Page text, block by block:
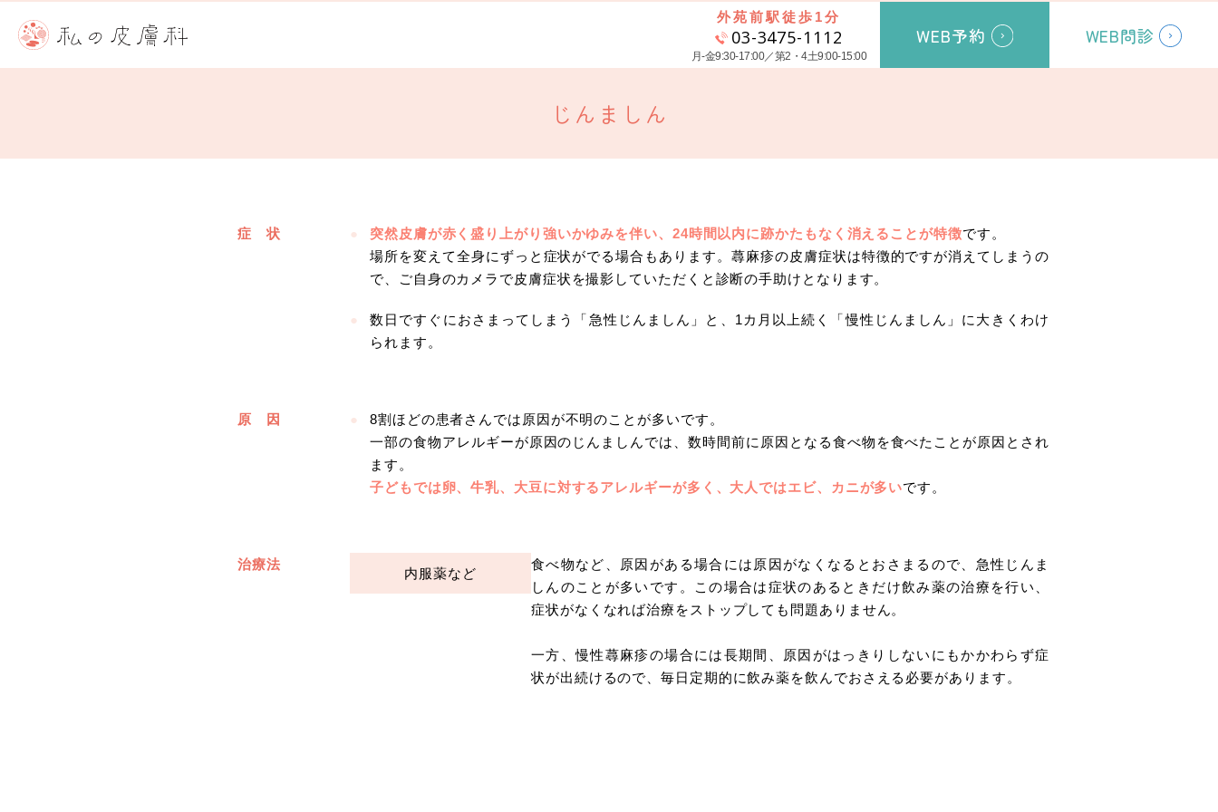
外苑前駅徒歩1分
03-3475-1112
月-金9:30-17:00／第2・4土9:00-15:00
WEB予約 WEB問診
じんましん
症 状 突然皮膚が赤く盛り上がり強いかゆみを伴い、24時間以内に跡かたもなく消えることが特徴です。
場所を変えて全身にずっと症状がでる場合もあります。蕁麻疹の皮膚症状は特徴的ですが消えてしまうの
で、ご自身のカメラで皮膚症状を撮影していただくと診断の手助けとなります。
数日ですぐにおさまってしまう「急性じんましん」と、1カ月以上続く「慢性じんましん」に大きくわけ
られます。
原 因
8割ほどの患者さんでは原因が不明のことが多いです。
一部の食物アレルギーが原因のじんましんでは、数時間前に原因となる食べ物を食べたことが原因とされ
ます。
子どもでは卵、牛乳、大豆に対するアレルギーが多く、大人ではエビ、カニが多いです。
治療法
内服薬など
食べ物など、原因がある場合には原因がなくなるとおさまるので、急性じんま
しんのことが多いです。この場合は症状のあるときだけ飲み薬の治療を行い、
症状がなくなれば治療をストップしても問題ありません。
一方、慢性蕁麻疹の場合には長期間、原因がはっきりしないにもかかわらず症
状が出続けるので、毎日定期的に飲み薬を飲んでおさえる必要があります。